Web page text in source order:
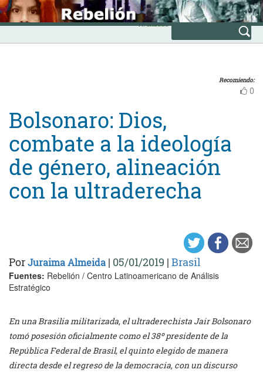
Skip
to
content
INICIO
Avanzada
Recomiendo:
0
Bolsonaro: Dios,
combate a la ideología
de género, alineación
con la ultraderecha
PorJuraima Almeida | 05/01/2019 | Brasil
Fuentes: Rebelión / Centro Latinoamericano de Análisis
Estratégico
En una Brasilia militarizada, el ultraderechista Jair Bolsonaro
tomó posesión oficialmente como el 38º presidente de la
República Federal de Brasil, el quinto elegido de manera
directa desde el regreso de la democracia, con un discurso